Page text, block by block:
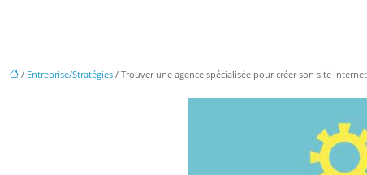
/ Entreprise/Stratégies / Trouver une agence spécialisée pour créer son site